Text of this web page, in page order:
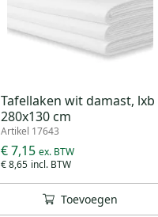
Tafellaken wit damast, lxb
280x130 cm
Artikel 17643
€ 8,65
€ 7,15
Toevoegen